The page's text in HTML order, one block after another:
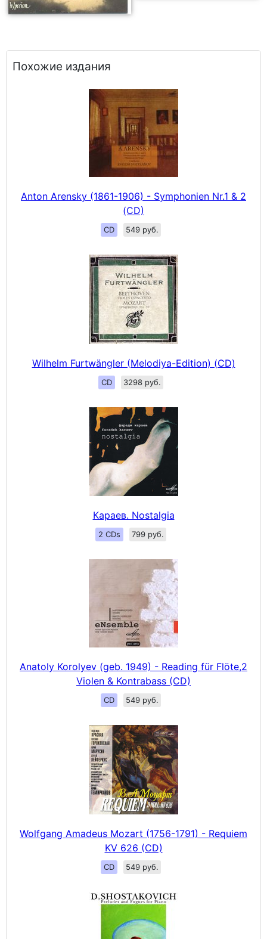
Похожие издания
Anton Arensky (1861-1906) - Symphonien Nr.1 & 2
(CD)
CD 549 руб.
Wilhelm Furtwängler (Melodiya-Edition) (CD)
CD 3298 руб.
Караев. Nostalgia
2 CDs 799 руб.
Anatoly Korolyev (geb. 1949) - Reading für Flöte,2
Violen & Kontrabass (CD)
CD 549 руб.
Wolfgang Amadeus Mozart (1756-1791) - Requiem
KV 626 (CD)
CD 549 руб.